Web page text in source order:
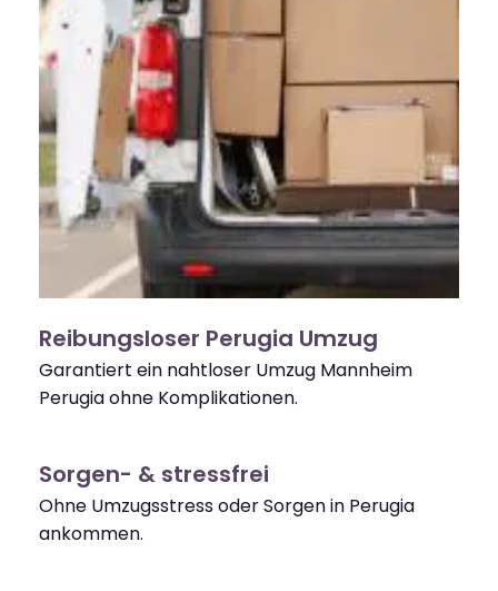
Reibungsloser Perugia Umzug
Garantiert ein nahtloser Umzug Mannheim
Perugia ohne Komplikationen.
Sorgen- & stressfrei
Ohne Umzugsstress oder Sorgen in Perugia
ankommen.